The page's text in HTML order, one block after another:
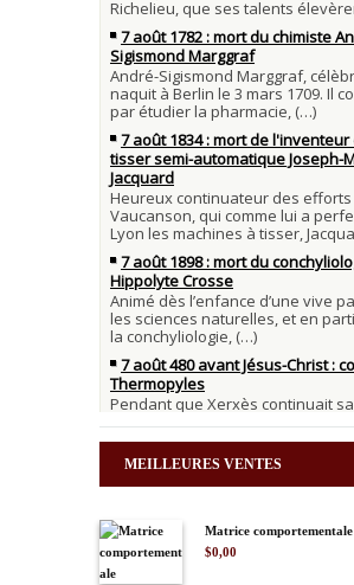
MEILLEURES VENTES
Matrice comportementale
$0,00